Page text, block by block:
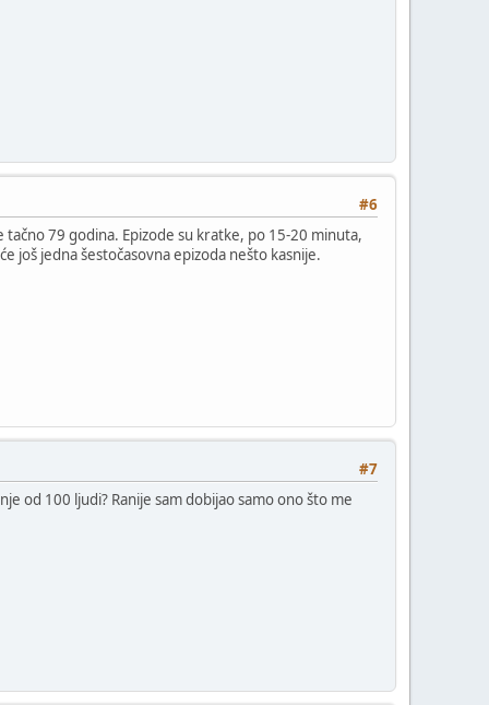
#6
79 godina. Epizode su kratke, po 15-20 minuta,
još jedna šestočasovna epizoda nešto kasnije.
#7
od 100 ljudi? Ranije sam dobijao samo ono što me